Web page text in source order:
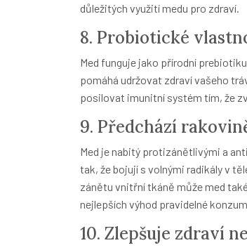
důležitých využití medu pro zdraví.
8. Probiotické
Med funguje jako přírodní
pomáhá udržovat zdraví vašeho
posilovat imunitní systém tím, že
9. Předchází
Med je nabitý protizánětlivými a
tak, že bojují s volnými radikály v
zánětu vnitřní tkáně může med
nejlepších výhod pravidelné
10. Zlepšuje zdraví